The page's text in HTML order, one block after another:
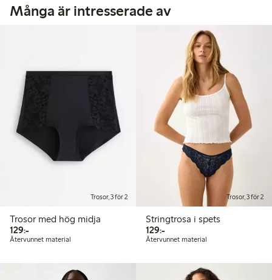
Många är intresserade av
Trosor, 3 för 2
Trosor med hög midja
129:-129,00 kr
Återvunnet material
Trosor, 3 för 2
Stringtrosa i spets
129:-129,00 kr
Återvunnet material